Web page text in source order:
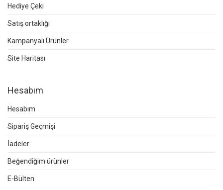
Hediye Çeki
Satış ortaklığı
Kampanyalı Ürünler
Site Haritası
Hesabım
Hesabım
Sipariş Geçmişi
İadeler
Beğendiğim ürünler
E-Bülten